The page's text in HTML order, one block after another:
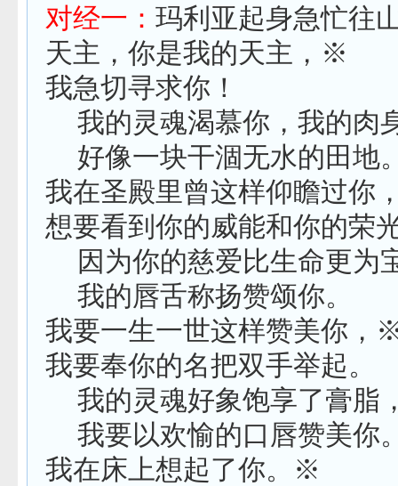
对经一： 玛利亚起身急忙往
天主，你是我的天主，※
我急切寻求你！
我的灵魂渴慕你，我的肉
好像一块干涸无水的田地
我在圣殿里曾这样仰瞻过你
想要看到你的威能和你的荣
因为你的慈爱比生命更为
我的唇舌称扬赞颂你。
我要一生一世这样赞美你，
我要奉你的名把双手举起。
我的灵魂好象饱享了膏脂
我要以欢愉的口唇赞美你
我在床上想起了你。※